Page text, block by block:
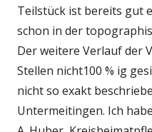
Teilstück ist bereits gut
schon in der
Der weitere Verlauf der
Stellen nicht100 % ig
nicht so exakt
Untermeitingen. Ich